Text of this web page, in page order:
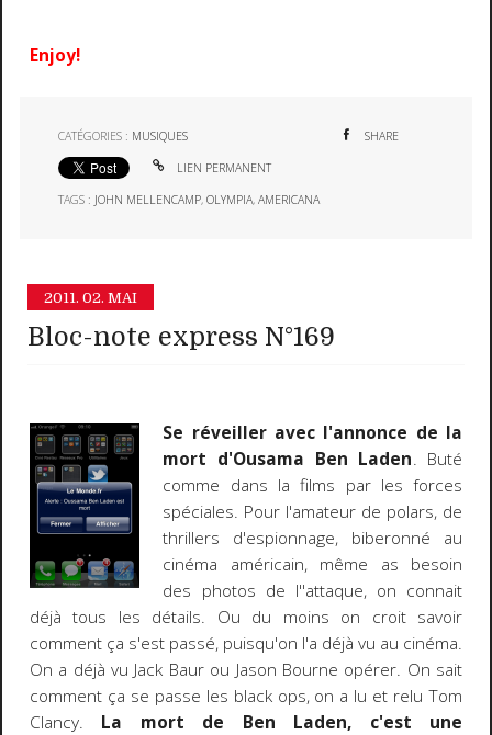
Enjoy!
CATÉGORIES : MUSIQUES SHARE
LIEN PERMANENT
TAGS : JOHN MELLENCAMP,OLYMPIA,AMERICANA
2011. 02. MAI
Bloc-note express N°169
Se réveiller avec l'annonce de la
mort d'Ousama Ben Laden. Buté
comme dans la films par les forces
spéciales. Pour l'amateur de polars, de
thrillers d'espionnage, biberonné au
cinéma américain, même as besoin
des photos de l''attaque, on connait
déjà tous les détails. Ou du moins on croit savoir
comment ça s'est passé, puisqu'on l'a déjà vu au cinéma.
On a déjà vu Jack Baur ou Jason Bourne opérer. On sait
comment ça se passe les black ops, on a lu et relu Tom
Clancy. La mort de Ben Laden, c'est une